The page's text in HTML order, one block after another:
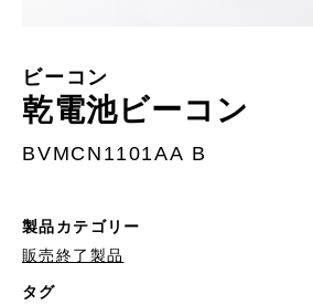
ビーコン
乾電池ビーコン
BVMCN1101AA B
製品カテゴリー
販売終了製品
タグ